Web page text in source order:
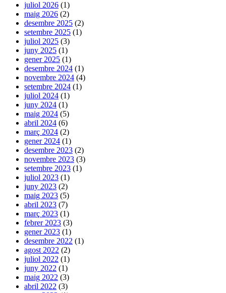
juliol 2026 (1)
maig 2026 (2)
desembre 2025 (2)
setembre 2025 (1)
juliol 2025 (3)
juny 2025 (1)
gener 2025 (1)
desembre 2024 (1)
novembre 2024 (4)
setembre 2024 (1)
juliol 2024 (1)
juny 2024 (1)
maig 2024 (5)
abril 2024 (6)
març 2024 (2)
gener 2024 (1)
desembre 2023 (2)
novembre 2023 (3)
setembre 2023 (1)
juliol 2023 (1)
juny 2023 (2)
maig 2023 (5)
abril 2023 (7)
març 2023 (1)
febrer 2023 (3)
gener 2023 (1)
desembre 2022 (1)
agost 2022 (2)
juliol 2022 (1)
juny 2022 (1)
maig 2022 (3)
abril 2022 (3)